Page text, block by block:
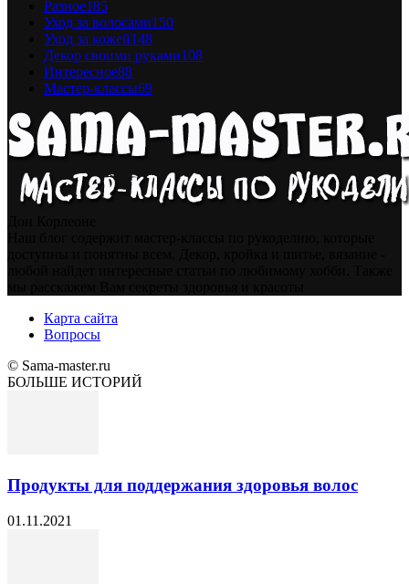
Разное185
Уход за волосами150
Уход за кожей148
Декор своими руками108
Интересное88
Мастер-классы69
Карта сайта
Вопросы
© Sama-master.ru
БОЛЬШЕ ИСТОРИЙ
Продукты для поддержания здоровья волос
01.11.2021